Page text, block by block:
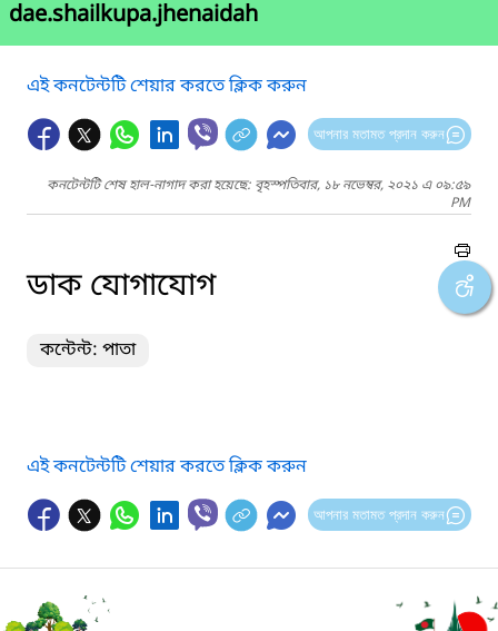
dae.shailkupa.jhenaidah
এই কনটেন্টটি শেয়ার করতে ক্লিক করুন
আপনার মতামত প্রদান করুন
কনটেন্টটি শেষ হাল-নাগাদ করা হয়েছে: বৃহস্পতিবার, ১৮ নভেম্বর, ২০২১ এ ০৯:৫৯
PM
ডাক যোগাযোগ
কন্টেন্ট: পাতা
এই কনটেন্টটি শেয়ার করতে ক্লিক করুন
আপনার মতামত প্রদান করুন